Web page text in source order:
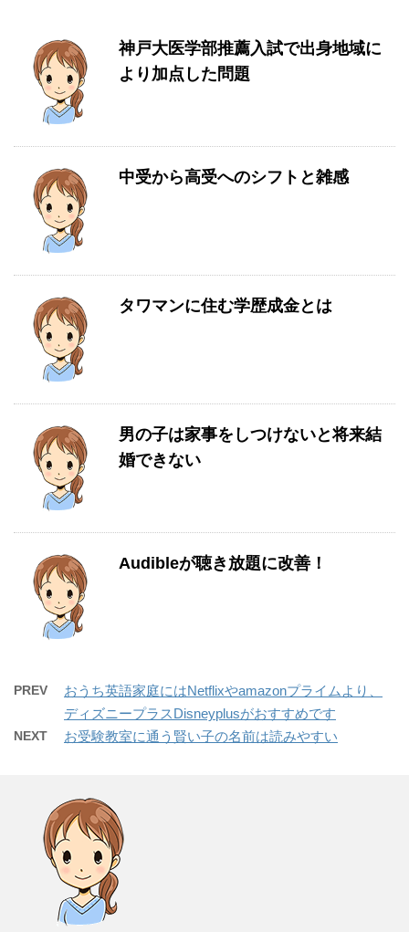
神戸大医学部推薦入試で出身地域に
より加点した問題
中受から高受へのシフトと雑感
タワマンに住む学歴成金とは
男の子は家事をしつけないと将来結
婚できない
Audibleが聴き放題に改善！
PREV
おうち英語家庭にはNetflixやamazonプライムより、
ディズニープラスDisneyplusがおすすめです
NEXT お受験教室に通う賢い子の名前は読みやすい